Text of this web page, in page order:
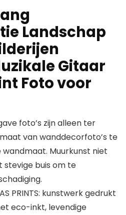
Landschap
Gitaar
Foto voor
foto’s zijn alleen ter
van wanddecorfoto’s te
Muurkunst niet
stevige buis om te
PRINTS: kunstwerk gedrukt
eco-inkt, levendige